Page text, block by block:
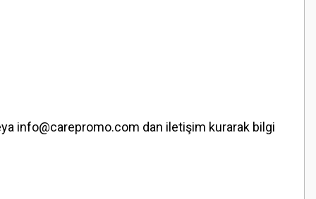
info@carepromo.com dan iletişim kurarak bilgi